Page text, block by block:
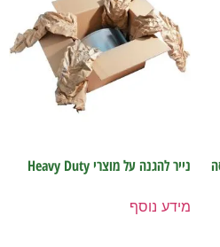
נייר להגנה על מוצרי Heavy Duty
מידע נוסף